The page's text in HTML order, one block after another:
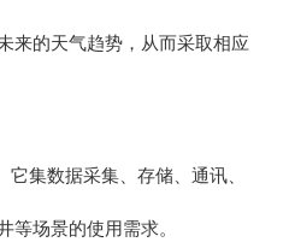
来的天气趋势，从而采取相应
集数据采集、存储、通讯、
场景的使用需求。